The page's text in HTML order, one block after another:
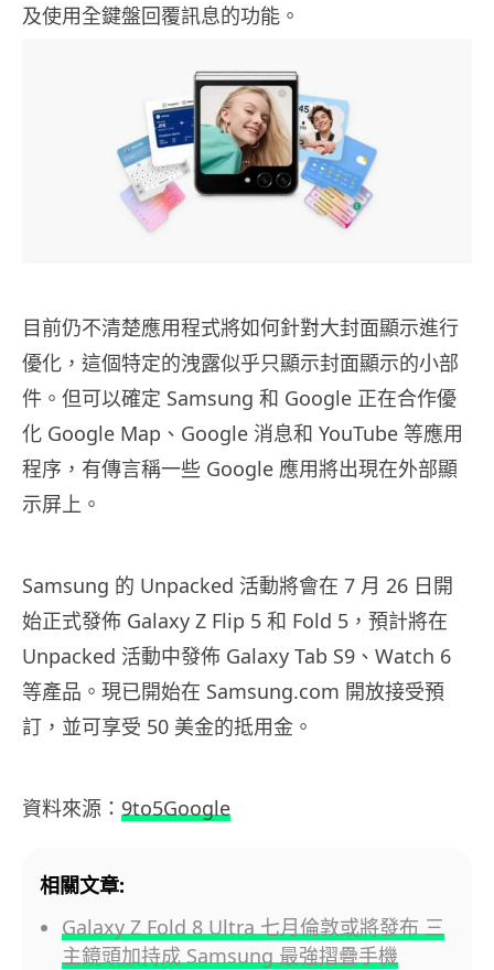
及使用全鍵盤回覆訊息的功能。
目前仍不清楚應用程式將如何針對大封面顯示進行
優化，這個特定的洩露似乎只顯示封面顯示的小部
件。但可以確定 Samsung 和 Google 正在合作優
化 Google Map、Google 消息和 YouTube 等應用
程序，有傳言稱一些 Google 應用將出現在外部顯
示屏上。
Samsung 的 Unpacked 活動將會在 7 月 26 日開
始正式發佈 Galaxy Z Flip 5 和 Fold 5，預計將在
Unpacked 活動中發佈 Galaxy Tab S9、Watch 6
等產品。現已開始在 Samsung.com 開放接受預
訂，並可享受 50 美金的抵用金。
資料來源： 9to5Google
相關文章:
Galaxy Z Fold 8 Ultra 七月倫敦或將發布 三
主鏡頭加持成 Samsung 最強摺疊手機